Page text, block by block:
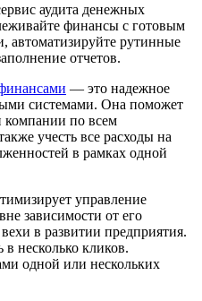
аудита денежных
финансы с готовым
автоматизируйте рутинные
отчетов.
— это надежное
системами. Она поможет
компании по всем
учесть все расходы на
в рамках одной
управление
зависимости от его
в развитии предприятия.
несколько кликов.
одной или нескольких